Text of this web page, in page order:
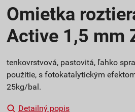
Omietka
Active 1,5 mm
tenkovrstvová, pastovitá, ľahko
použitie, s fotokatalytickým
25kg/bal.
Detailný popis